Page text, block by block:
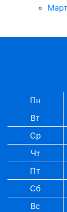
Март
Пн
Вт
Ср
Чт
Пт
Сб
Вс